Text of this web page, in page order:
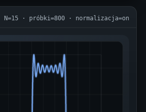
aₙ=0.000 bₙ=0.000
bₙ (sin)
N=15 · próbki=800 · normalizacja=on